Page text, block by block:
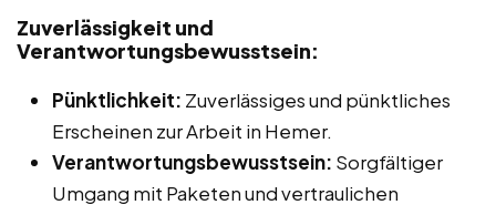
Zuverlässigkeit und
Verantwortungsbewusstsein:
Pünktlichkeit: Zuverlässiges und pünktliches
Erscheinen zur Arbeit in Hemer.
Verantwortungsbewusstsein: Sorgfältiger
Umgang mit Paketen und vertraulichen